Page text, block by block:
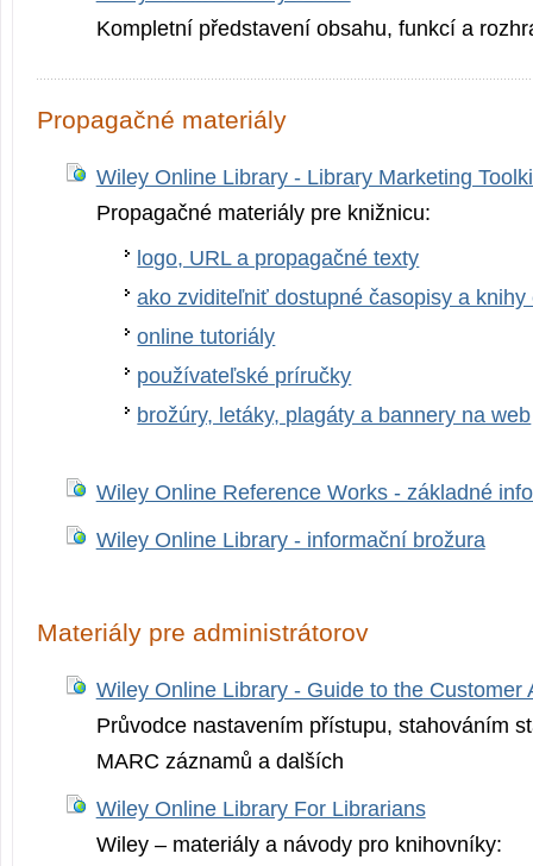
Kompletní představení obsahu, funkcí a
Propagačné materiály
Wiley Online Library - Library Marketing
Propagačné materiály pre knižnicu:
logo, URL a propagačné texty
ako zviditeľniť dostupné časopisy a
online tutoriály
používateľské príručky
brožúry, letáky, plagáty a bannery na web
Wiley Online Reference Works - základné
Wiley Online Library - informační brožura
Materiály pre administrátorov
Wiley Online Library - Guide to the Customer
Průvodce nastavením přístupu, stahováním
MARC záznamů a dalších
Wiley Online Library For Librarians
Wiley – materiály a návody pro knihovníky: